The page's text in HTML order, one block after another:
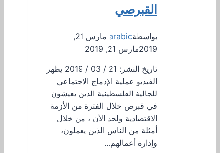
القبرصي
بواسطةarabic
مارس 21,
2019مارس 21, 2019
تاريخ النشر: 21 / 03 / 2019 يظهر
الفيديو عملية الإدماج الاجتماعي
للجالية الفلسطينية الذين يعيشون
في قبرص خلال الفترة من الأزمة
الاقتصادية ولحد الأن ، من خلال
أمثلة من الناس الذين يعملون،
وإدارة أعمالهم…